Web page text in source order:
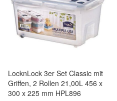
LocknLock 3er Set Classic mit
Griffen, 2 Rollen 21,00L 456 x
300 x 225 mm HPL896